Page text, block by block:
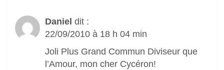
Daniel dit :
22/09/2010 à 18 h 04 min
Joli Plus Grand Commun Diviseur que
l’Amour, mon cher Cycéron!